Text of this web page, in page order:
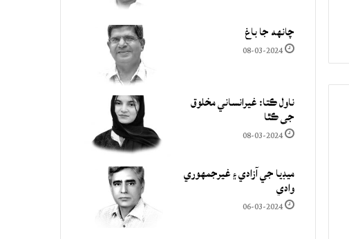
چانهه جا باغ
08-03-2024
ناول ڪتا: غيرانساني مخلوق
جي ڪٿا
08-03-2024
ميڊيا جي آزادي ۽ غيرجمھوري
وادي
06-03-2024